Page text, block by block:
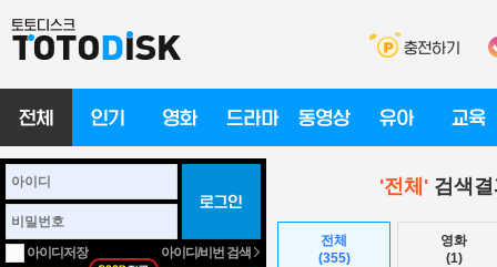
아이디저장 아이디/비번 검색
'전체' 검색
전체
(355)
영화
(1)